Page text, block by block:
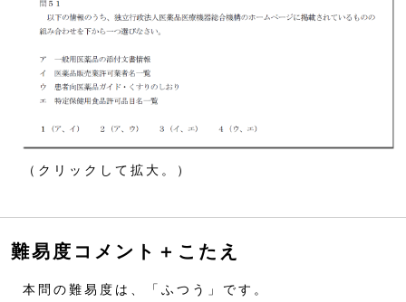
（クリックして拡大。）
難易度コメント＋こたえ
本問の難易度は、「ふつう」です。